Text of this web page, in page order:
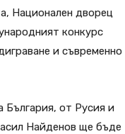
Национален дворец
конкурс
и съвременно
България, от Русия и
Найденов ще бъде